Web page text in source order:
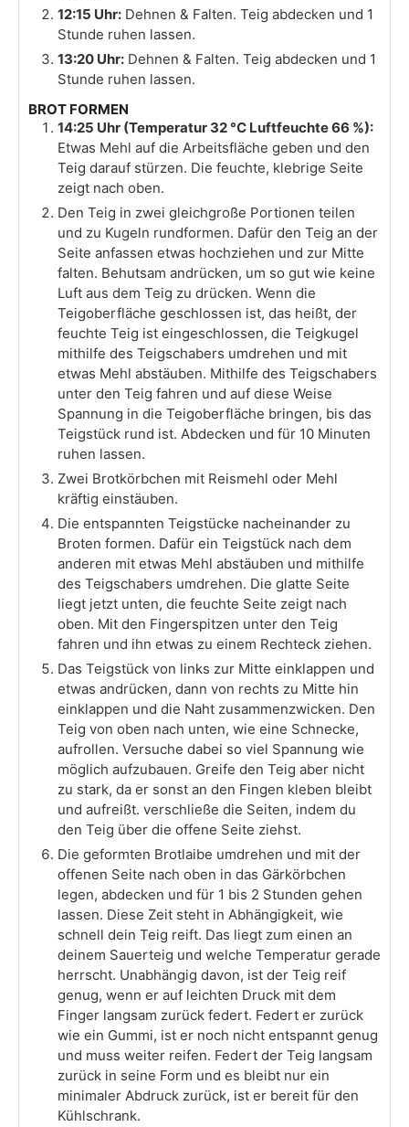
12:15 Uhr: Dehnen & Falten. Teig abdecken und 1
Stunde ruhen lassen.
13:20 Uhr: Dehnen & Falten. Teig abdecken und 1
Stunde ruhen lassen.
BROT FORMEN
14:25 Uhr (Temperatur 32 °C Luftfeuchte 66 %):
Etwas Mehl auf die Arbeitsfläche geben und den
Teig darauf stürzen. Die feuchte, klebrige Seite
zeigt nach oben.
Den Teig in zwei gleichgroße Portionen teilen
und zu Kugeln rundformen. Dafür den Teig an der
Seite anfassen etwas hochziehen und zur Mitte
falten. Behutsam andrücken, um so gut wie keine
Luft aus dem Teig zu drücken. Wenn die
Teigoberfläche geschlossen ist, das heißt, der
feuchte Teig ist eingeschlossen, die Teigkugel
mithilfe des Teigschabers umdrehen und mit
etwas Mehl abstäuben. Mithilfe des Teigschabers
unter den Teig fahren und auf diese Weise
Spannung in die Teigoberfläche bringen, bis das
Teigstück rund ist. Abdecken und für 10 Minuten
ruhen lassen.
Zwei Brotkörbchen mit Reismehl oder Mehl
kräftig einstäuben.
Die entspannten Teigstücke nacheinander zu
Broten formen. Dafür ein Teigstück nach dem
anderen mit etwas Mehl abstäuben und mithilfe
des Teigschabers umdrehen. Die glatte Seite
liegt jetzt unten, die feuchte Seite zeigt nach
oben. Mit den Fingerspitzen unter den Teig
fahren und ihn etwas zu einem Rechteck ziehen.
Das Teigstück von links zur Mitte einklappen und
etwas andrücken, dann von rechts zu Mitte hin
einklappen und die Naht zusammenzwicken. Den
Teig von oben nach unten, wie eine Schnecke,
aufrollen. Versuche dabei so viel Spannung wie
möglich aufzubauen. Greife den Teig aber nicht
zu stark, da er sonst an den Fingen kleben bleibt
und aufreißt. verschließe die Seiten, indem du
den Teig über die offene Seite ziehst.
Die geformten Brotlaibe umdrehen und mit der
offenen Seite nach oben in das Gärkörbchen
legen, abdecken und für 1 bis 2 Stunden gehen
lassen. Diese Zeit steht in Abhängigkeit, wie
schnell dein Teig reift. Das liegt zum einen an
deinem Sauerteig und welche Temperatur gerade
herrscht. Unabhängig davon, ist der Teig reif
genug, wenn er auf leichten Druck mit dem
Finger langsam zurück federt. Federt er zurück
wie ein Gummi, ist er noch nicht entspannt genug
und muss weiter reifen. Federt der Teig langsam
zurück in seine Form und es bleibt nur ein
minimaler Abdruck zurück, ist er bereit für den
Kühlschrank.